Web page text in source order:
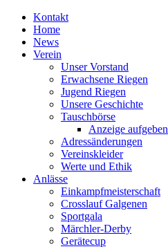
Kontakt
Home
News
Verein
Unser Vorstand
Erwachsene Riegen
Jugend Riegen
Unsere Geschichte
Tauschbörse
Anzeige aufgeben
Adressänderungen
Vereinskleider
Werte und Ethik
Anlässe
Einkampfmeisterschaft
Crosslauf Galgenen
Sportgala
Märchler-Derby
Gerätecup